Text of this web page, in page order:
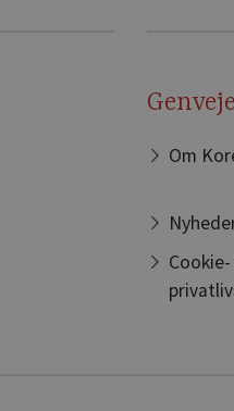
Genveje
Om